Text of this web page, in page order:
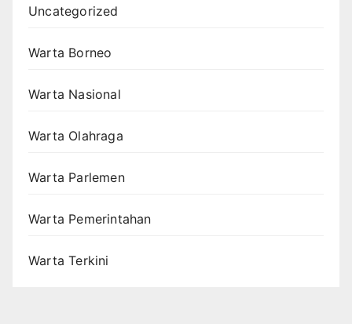
Uncategorized
Warta Borneo
Warta Nasional
Warta Olahraga
Warta Parlemen
Warta Pemerintahan
Warta Terkini